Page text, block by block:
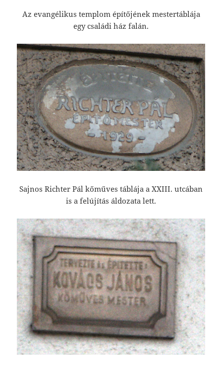
Az evangélikus templom építőjének mestertáblája
egy családi ház falán.
Sajnos Richter Pál kőműves táblája a XXIII. utcában
is a felújítás áldozata lett.